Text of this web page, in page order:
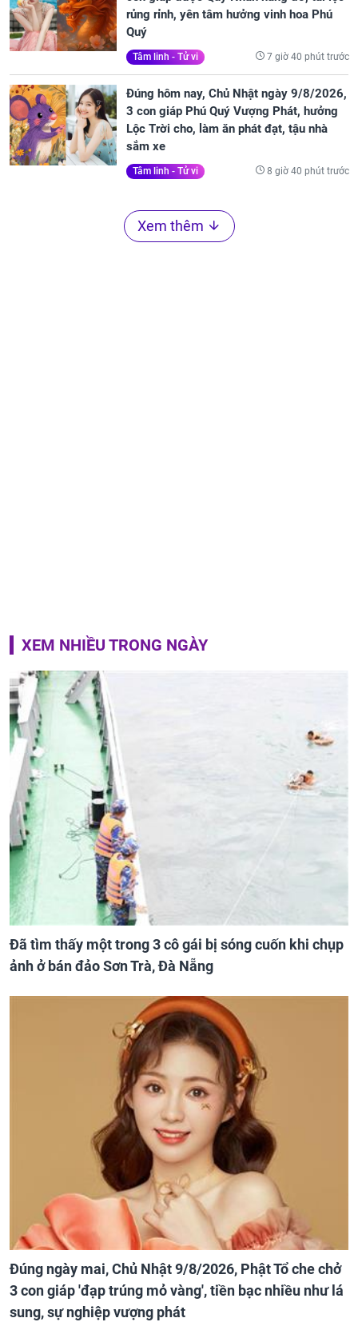
rủng rỉnh, yên tâm hưởng vinh hoa Phú
Quý
Tâm linh - Tử vi 7 giờ 40 phút trước
Đúng hôm nay, Chủ Nhật ngày 9/8/2026,
3 con giáp Phú Quý Vượng Phát, hưởng
Lộc Trời cho, làm ăn phát đạt, tậu nhà
sắm xe
Tâm linh - Tử vi 8 giờ 40 phút trước
Xem thêm
XEM NHIỀU TRONG NGÀY
Đã tìm thấy một trong 3 cô gái bị sóng cuốn khi chụp
ảnh ở bán đảo Sơn Trà, Đà Nẵng
Đúng ngày mai, Chủ Nhật 9/8/2026, Phật Tổ che chở
3 con giáp 'đạp trúng mỏ vàng', tiền bạc nhiều như lá
sung, sự nghiệp vượng phát